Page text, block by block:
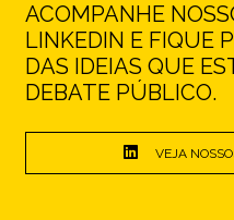
ACOMPANHE
LINKEDIN E FIQUE
DAS IDEIAS QUE
DEBATE PÚBLICO.
VEJA